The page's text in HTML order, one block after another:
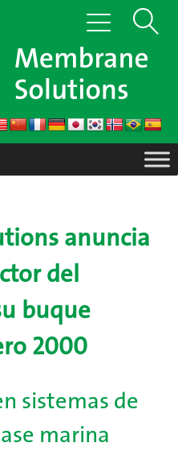
Cambiar Mostrar
anuncia
del
buque
2000
sistemas de
marina